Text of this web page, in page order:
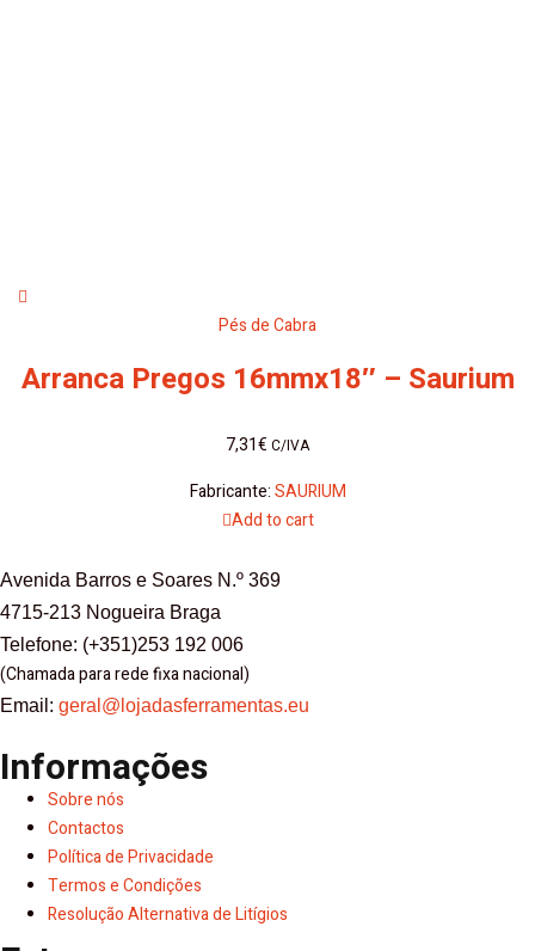
Pés de Cabra
Arranca Pregos 16mmx18″ – Saurium
7,31€ C/IVA
Fabricante:SAURIUM
Add to cart
Avenida Barros e Soares N.º 369
4715-213 Nogueira Braga
Telefone: (+351)253 192 006
(Chamada para rede fixa nacional)
Email: geral@lojadasferramentas.eu
Informações
Sobre nós
Contactos
Política de Privacidade
Termos e Condições
Resolução Alternativa de Litígios